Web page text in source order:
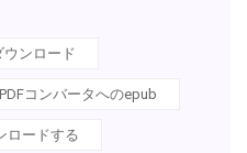
ンロード
コンバータへのepub
ロードする